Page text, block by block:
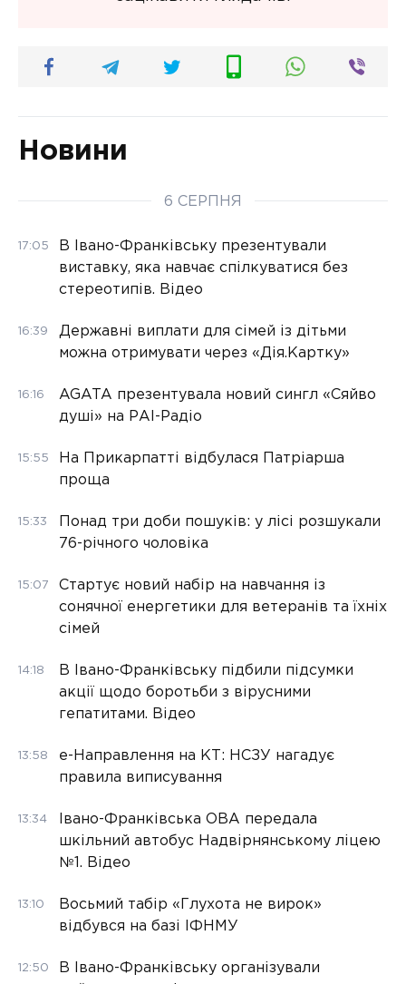
Новини
6 СЕРПНЯ
17:05
В Івано-Франківську презентували
виставку, яка навчає спілкуватися без
стереотипів. Відео
16:39
Державні виплати для сімей із дітьми
можна отримувати через «Дія.Картку»
16:16
AGATA презентувала новий сингл «Сяйво
душі» на РАІ-Радіо
15:55
На Прикарпатті відбулася Патріарша
проща
15:33
Понад три доби пошуків: у лісі розшукали
76-річного чоловіка
15:07
Стартує новий набір на навчання із
сонячної енергетики для ветеранів та їхніх
сімей
14:18
В Івано-Франківську підбили підсумки
акції щодо боротьби з вірусними
гепатитами. Відео
13:58
е-Направлення на КТ: НСЗУ нагадує
правила виписування
13:34
Івано-Франківська ОВА передала
шкільний автобус Надвірнянському ліцею
№1. Відео
13:10
Восьмий табір «Глухота не вирок»
відбувся на базі ІФНМУ
12:50
В Івано-Франківську організували